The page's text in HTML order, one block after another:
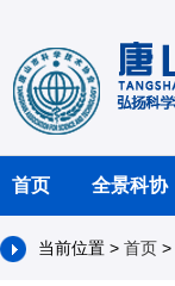
首页 全景科协
当前位置 > 首页 >